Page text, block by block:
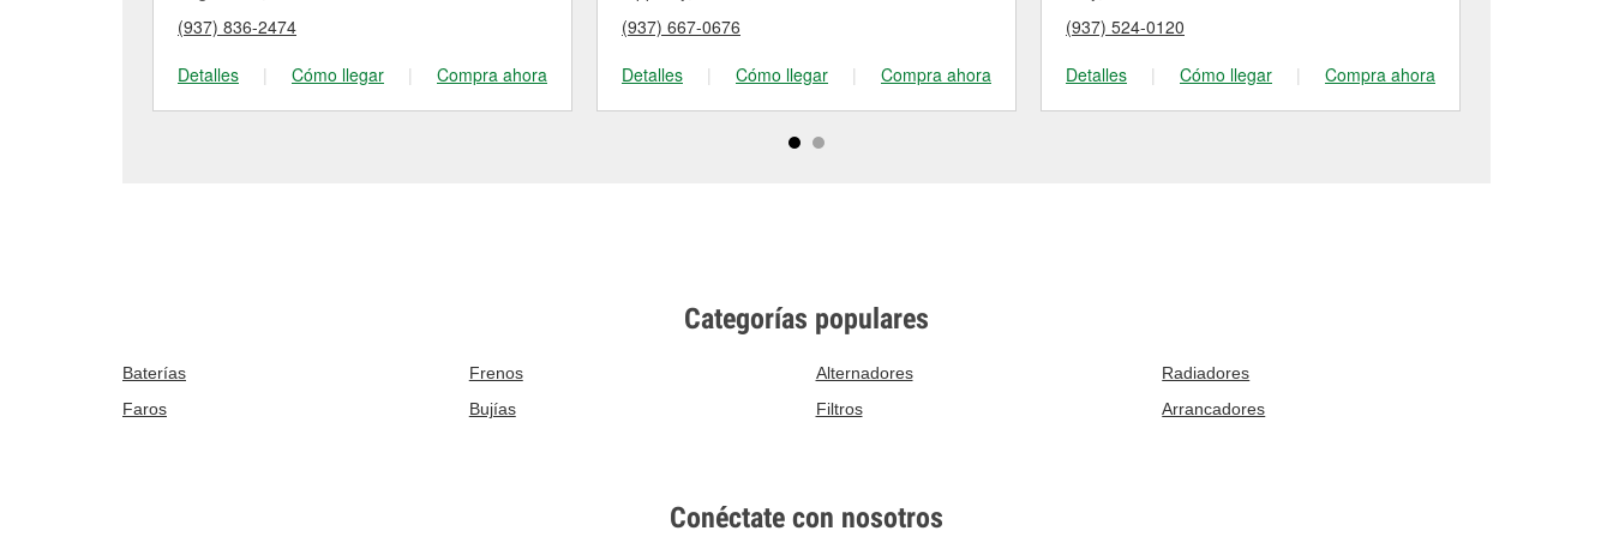
(937) 836-2474
Detalles
| Cómo llegar | Compra ahora
(937) 667-0676
Detalles
| Cómo llegar | Compra ahora
(937) 524-0120
Detalles
| Cómo llegar | Compra ahora
Categorías populares
Baterías Frenos Alternadores
Radiadores
Faros
Bujías Filtros Arrancadores
Conéctate con nosotros